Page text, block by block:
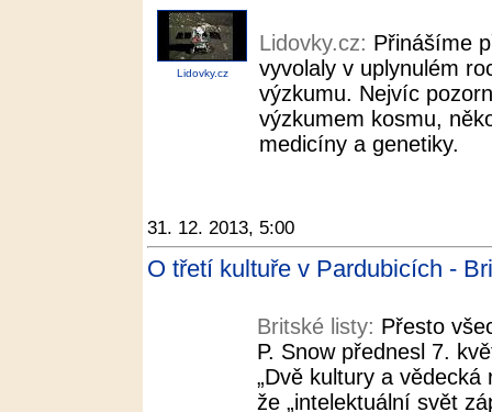
Lidovky.cz
Lidovky.cz: Přinášíme
vyvolaly v uplynulém
výzkumu. Nejvíc
výzkumem kosmu,
medicíny a genetiky.
31. 12. 2013, 5:00
O třetí kultuře v Pardubicích -
Britské listy: Přesto
P. Snow přednesl 7.
„Dvě kultury a
že „intelektuální svět